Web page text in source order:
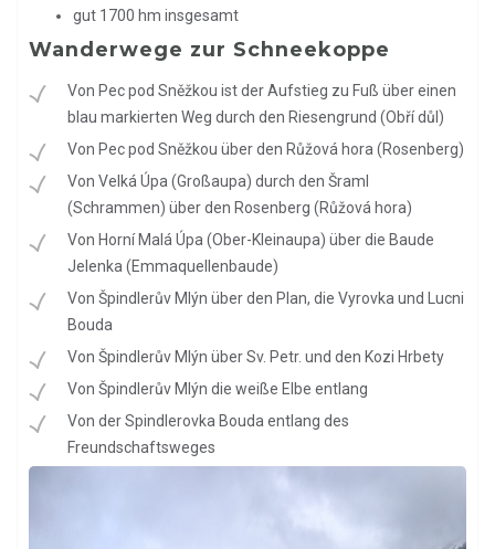
gut 1700 hm insgesamt
Wanderwege zur Schneekoppe
Von Pec pod Sněžkou ist der Aufstieg zu Fuß über einen
blau markierten Weg durch den Riesengrund (Obří důl)
Von Pec pod Sněžkou über den Růžová hora (Rosenberg)
Von Velká Úpa (Großaupa) durch den Šraml
(Schrammen) über den Rosenberg (Růžová hora)
Von Horní Malá Úpa (Ober-Kleinaupa) über die Baude
Jelenka (Emmaquellenbaude)
Von Špindlerův Mlýn über den Plan, die Vyrovka und Lucni
Bouda
Von Špindlerův Mlýn über Sv. Petr. und den Kozi Hrbety
Von Špindlerův Mlýn die weiße Elbe entlang
Von der Spindlerovka Bouda entlang des
Freundschaftsweges